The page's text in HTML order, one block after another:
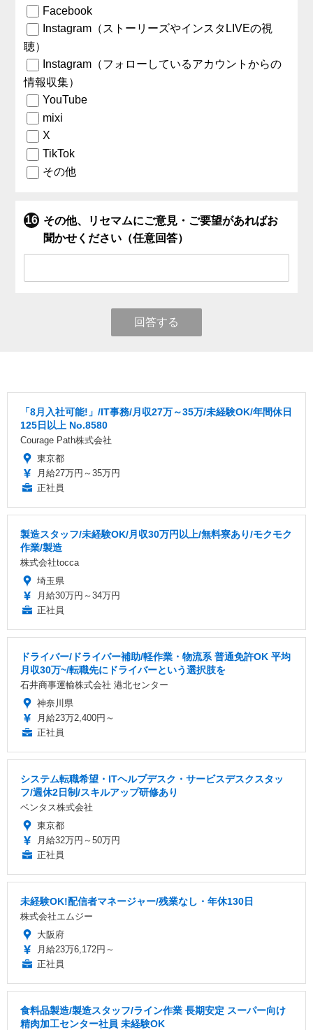
Facebook
Instagram（ストーリーズやインスタLIVEの視
聴）
Instagram（フォローしているアカウントからの
情報収集）
YouTube
mixi
X
TikTok
その他
その他、リセマムにご意見・ご要望があればお
聞かせください（任意回答）
回答する
「8月入社可能!」/IT事務/月収27万～35万/未経験OK/年間休日
125日以上 No.8580
Courage Path株式会社
東京都
月給27万円～35万円
正社員
製造スタッフ/未経験OK/月収30万円以上/無料寮あり/モクモク
作業/製造
株式会社tocca
埼玉県
月給30万円～34万円
正社員
ドライバー/ドライバー補助/軽作業・物流系 普通免許OK 平均
月収30万~/転職先にドライバーという選択肢を
石井商事運輸株式会社 港北センター
神奈川県
月給23万2,400円～
正社員
システム転職希望・ITヘルプデスク・サービスデスクスタッ
フ/週休2日制/スキルアップ研修あり
ベンタス株式会社
東京都
月給32万円～50万円
正社員
未経験OK!配信者マネージャー/残業なし・年休130日
株式会社エムジー
大阪府
月給23万6,172円～
正社員
食料品製造/製造スタッフ/ライン作業 長期安定 スーパー向け
精肉加工センター社員 未経験OK